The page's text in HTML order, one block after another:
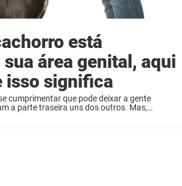
está
área genital, aqui
isso significa
cumprimentar que pode deixar a gente
a parte traseira uns dos outros. Mas,